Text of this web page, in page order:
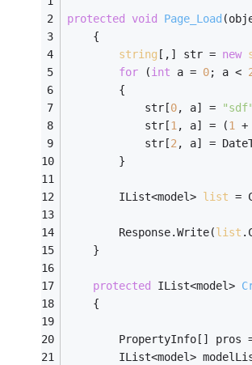
protected void Page_Load
    {
string [,] str = new
for (int a = 0; a <
        {
            str[
0, a] = "sdf"
            str[
1 , a] = (1
+
            str[
2 , a] =
        }
        IList<model>
list =
        Response.Write(
list
    }
protected IList<model>
    {
PropertyInfo[] pros
IList<model>